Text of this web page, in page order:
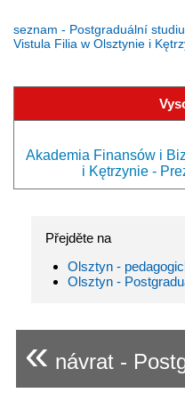
seznam - Postgraduální
Vistula Filia w Olsztynie i
Akademia Finansów i
i Kętrzynie -
Přejděte na
Olsztyn -
Olsztyn -
« návrat -